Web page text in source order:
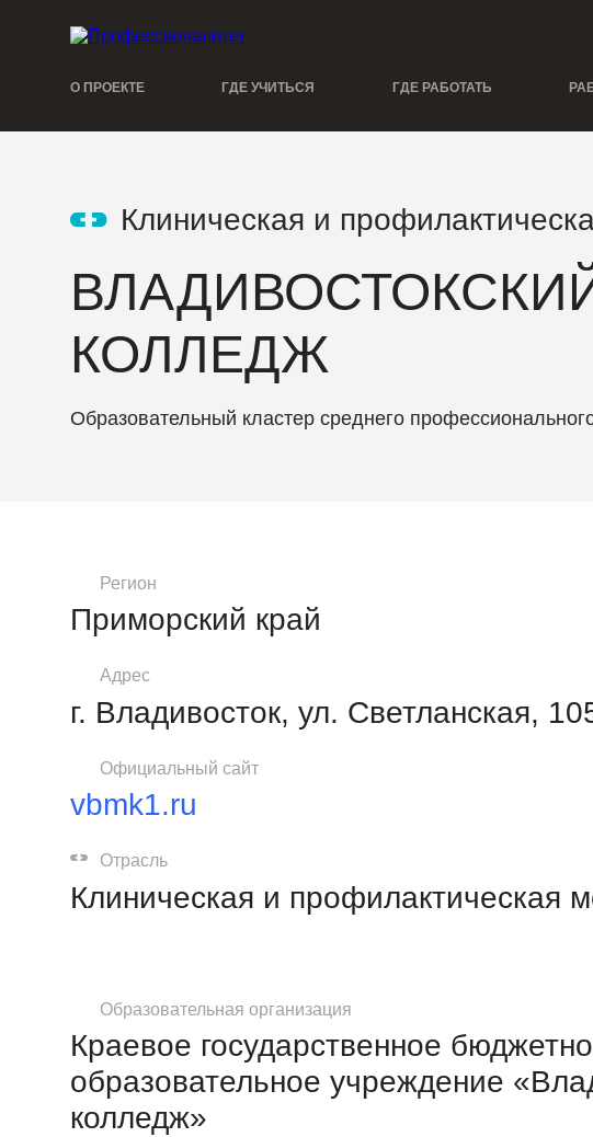
О ПРОЕКТЕ ГДЕ УЧИТЬСЯ ГДЕ РАБОТАТЬ
Клиническая и
КОЛЛЕДЖ
Образовательный кластер среднего
Регион
Приморский край
Адрес
г. Владивосток, ул. Светланская,
Официальный сайт
vbmk1.ru
Отрасль
Клиническая и профилактическая
Образовательная организация
Краевое государственное
образовательное учреждение
колледж»